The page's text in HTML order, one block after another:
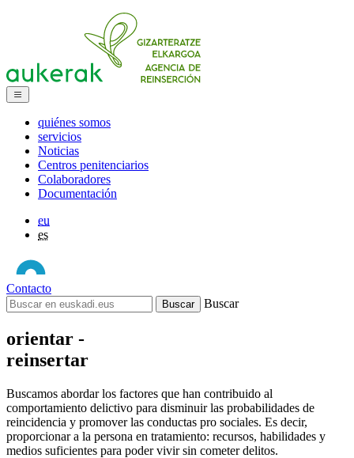
quiénes somos
servicios
Noticias
Centros penitenciarios
Colaboradores
Documentación
eu
es
Contacto
Buscar
orientar -
reinsertar
Buscamos abordar los factores que han contribuido al
comportamiento delictivo para disminuir las probabilidades de
reincidencia y promover las conductas pro sociales. Es decir,
proporcionar a la persona en tratamiento: recursos, habilidades y
medios suficientes para poder vivir sin cometer delitos.